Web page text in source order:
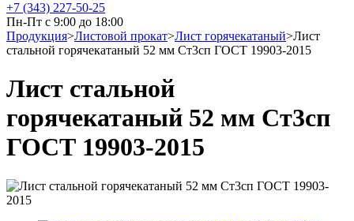
+7 (343) 227-50-25
Пн-Пт с 9:00 до 18:00
Продукция>Листовой прокат>Лист горячекатаный>Лист
стальной горячекатаный 52 мм Ст3сп ГОСТ 19903-2015
Лист стальной
горячекатаный 52 мм Ст3сп
ГОСТ 19903-2015